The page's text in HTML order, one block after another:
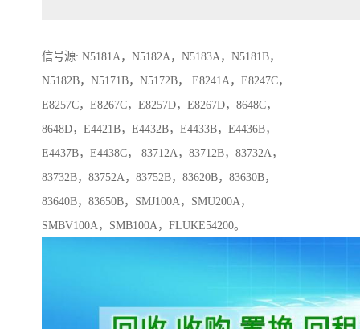
信号源: N5181A，N5182A，N5183A，N5181B，
N5182B，N5171B，N5172B， E8241A，E8247C，
E8257C，E8267C，E8257D，E8267D，8648C，
8648D，E4421B，E4432B，E4433B，E4436B，
E4437B，E4438C， 83712A，83712B，83732A，
83732B，83752A，83752B，83620B，83630B，
83640B，83650B，SMJ100A，SMU200A，
SMBV100A，SMB100A，FLUKE54200。